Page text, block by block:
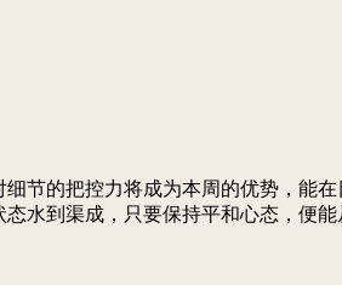
节的把控力将成为本周的优势，能在
水到渠成，只要保持平和心态，便能